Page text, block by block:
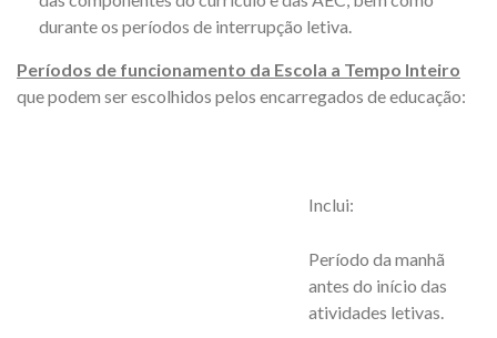
durante os períodos de interrupção letiva.
Períodos de funcionamento da Escola a Tempo Inteiro
que podem ser escolhidos pelos encarregados de educação:
Inclui:
Período da manhã
antes do início das
atividades letivas.